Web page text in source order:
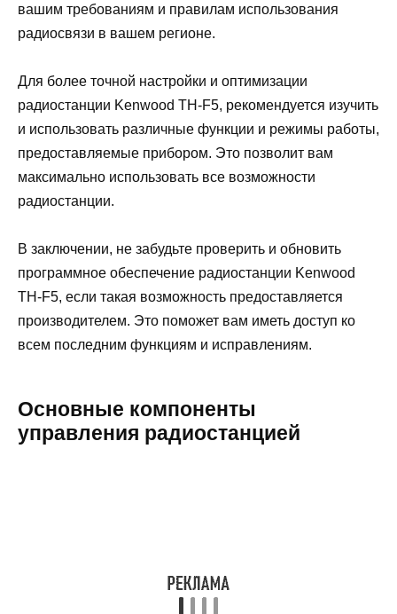
вашим требованиям и правилам использования
радиосвязи в вашем регионе.
Для более точной настройки и оптимизации
радиостанции Kenwood TH-F5, рекомендуется изучить
и использовать различные функции и режимы работы,
предоставляемые прибором. Это позволит вам
максимально использовать все возможности
радиостанции.
В заключении, не забудьте проверить и обновить
программное обеспечение радиостанции Kenwood
TH-F5, если такая возможность предоставляется
производителем. Это поможет вам иметь доступ ко
всем последним функциям и исправлениям.
Основные компоненты
управления радиостанцией